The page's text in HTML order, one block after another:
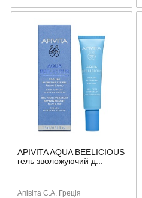
APIVITA AQUA BEELICIOUS
гель зволожуючий д...
Апівіта С.А. Греція